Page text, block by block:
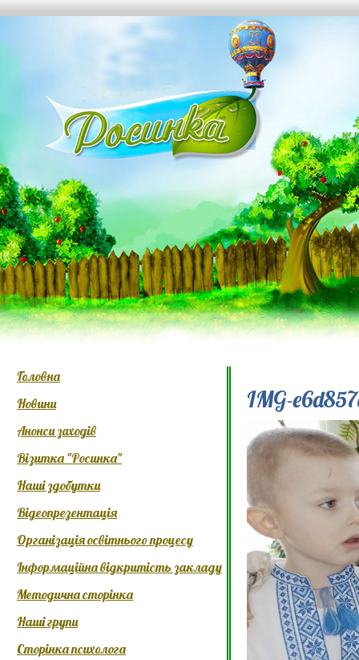
Головна
Новини
Анонси заходів
Візитка "Росинка"
Наші здобутки
Відеопрезентація
Організація освітнього процесу
Інформаційна відкритість закладу
Методична сторінка
Наші групи
Сторінка психолога
IMG-